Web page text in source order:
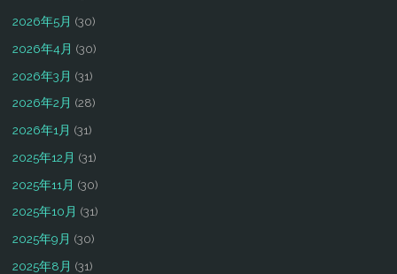
2026年5月 (30)
2026年4月 (30)
2026年3月 (31)
2026年2月 (28)
2026年1月 (31)
2025年12月 (31)
2025年11月 (30)
2025年10月 (31)
2025年9月 (30)
2025年8月 (31)